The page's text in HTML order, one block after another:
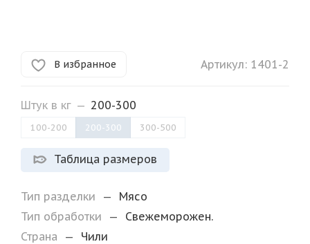
В избранное Артикул: 1401-2
Штук в кг — 200-300
100-200 200-300 300-500
Таблица размеров
Тип разделки —
Мясо
Тип обработки
—
Свежеморожен.
Страна
—
Чили